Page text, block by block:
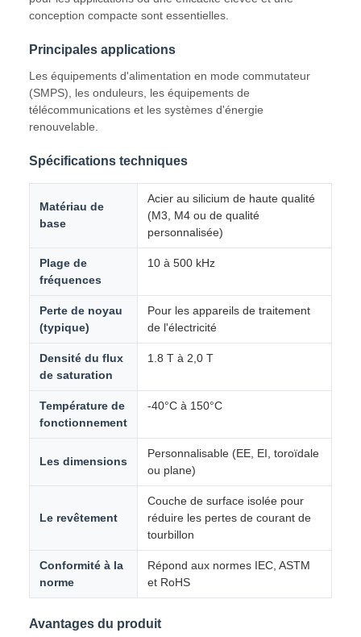
conception compacte sont essentielles.
Principales applications
Les équipements d'alimentation en mode commutateur
(SMPS), les onduleurs, les équipements de
télécommunications et les systèmes d'énergie
renouvelable.
Spécifications techniques
Matériau de
base
Acier au silicium de haute qualité
(M3, M4 ou de qualité
personnalisée)
Plage de
fréquences
10 à 500 kHz
Perte de noyau
(typique)
Pour les appareils de traitement
de l'électricité
Densité du flux
de saturation
1.8 T à 2,0 T
Température de
fonctionnement
-40°C à 150°C
Les dimensions
Personnalisable (EE, EI, toroïdale
ou plane)
Le revêtement
Couche de surface isolée pour
réduire les pertes de courant de
tourbillon
Conformité à la
norme
Répond aux normes IEC, ASTM
et RoHS
Avantages du produit